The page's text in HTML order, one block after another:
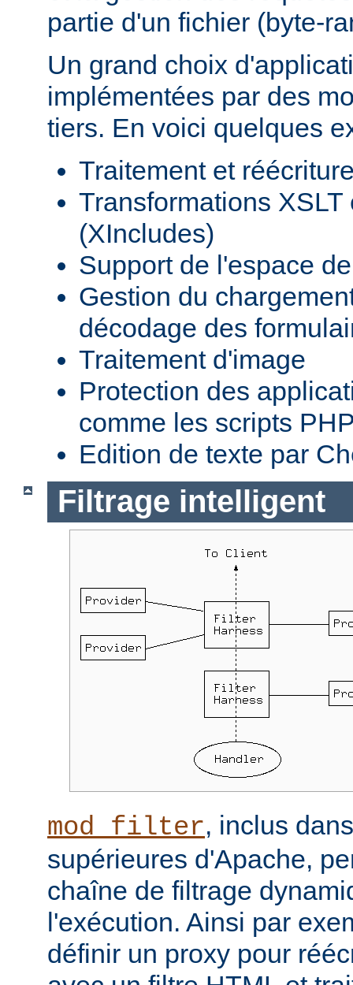
partie d'un fichier (byte-
Un grand choix
implémentées par des
tiers. En voici quelques
Traitement et
Transformations
(XIncludes)
Support de l'espace
Gestion du
décodage des
Traitement d'image
Protection des
comme les scripts
Edition de texte par
Filtrage intelligent
mod_filter, inclus
supérieures d'Apache,
chaîne de filtrage
l'exécution. Ainsi par
définir un proxy pour